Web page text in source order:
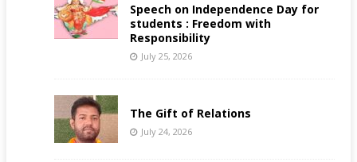
Speech on Independence Day for
students : Freedom with
Responsibility
July 25, 2026
The Gift of Relations
July 24, 2026